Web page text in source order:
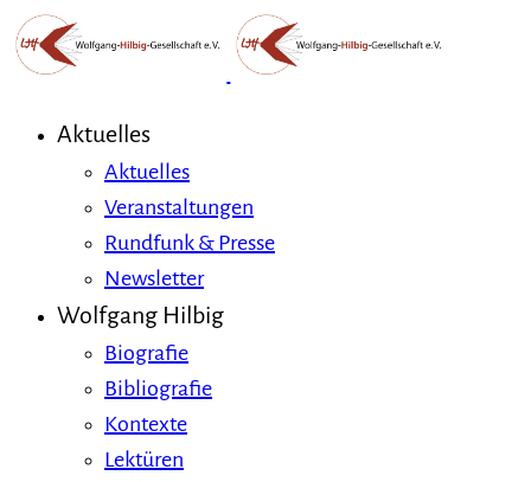
Aktuelles
Aktuelles
Veranstaltungen
Rundfunk & Presse
Newsletter
Wolfgang Hilbig
Biografie
Bibliografie
Kontexte
Lektüren